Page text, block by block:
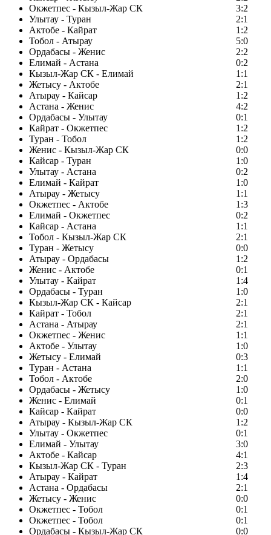
Окжетпес - Кызыл-Жар СК
3:2
Улытау - Туран
2:1
Актобе - Кайрат
1:2
Тобол - Атырау
5:0
Ордабасы - Женис
2:2
Елимай - Астана
0:2
Кызыл-Жар СК - Елимай
1:1
Жетысу - Актобе
2:1
Атырау - Кайсар
1:2
Астана - Женис
4:2
Ордабасы - Улытау
0:1
Кайрат - Окжетпес
1:2
Туран - Тобол
1:2
Женис - Кызыл-Жар СК
0:0
Кайсар - Туран
1:0
Улытау - Астана
0:2
Елимай - Кайрат
1:0
Атырау - Жетысу
1:1
Окжетпес - Актобе
1:3
Елимай - Окжетпес
0:2
Кайсар - Астана
1:1
Тобол - Кызыл-Жар СК
2:1
Туран - Жетысу
0:0
Атырау - Ордабасы
1:2
Женис - Актобе
0:1
Улытау - Кайрат
1:4
Ордабасы - Туран
1:0
Кызыл-Жар СК - Кайсар
2:1
Кайрат - Тобол
2:1
Астана - Атырау
2:1
Окжетпес - Женис
1:1
Актобе - Улытау
1:0
Жетысу - Елимай
0:3
Туран - Астана
1:1
Тобол - Актобе
2:0
Ордабасы - Жетысу
1:0
Женис - Елимай
0:1
Кайсар - Кайрат
0:0
Атырау - Кызыл-Жар СК
1:2
Улытау - Окжетпес
0:1
Елимай - Улытау
3:0
Актобе - Кайсар
4:1
Кызыл-Жар СК - Туран
2:3
Атырау - Кайрат
1:4
Астана - Ордабасы
2:1
Жетысу - Женис
0:0
Окжетпес - Тобол
0:1
Окжетпес - Тобол
0:1
Ордабасы - Кызыл-Жар СК
0:0